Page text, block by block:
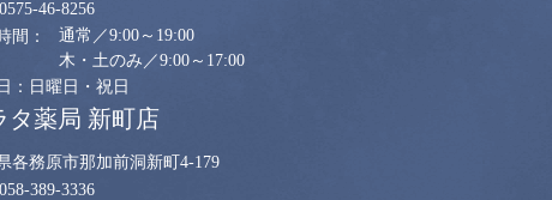
0575-46-8256
通常／9:00～19:00
木・土のみ／9:00～17:00
日曜日・祝日
タ薬局 新町店
各務原市那加前洞新町4-179
058-389-3336